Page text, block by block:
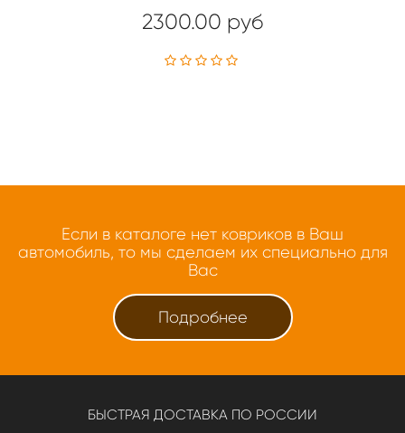
2300.00 руб
Если в каталоге нет ковриков в Ваш
автомобиль, то мы сделаем их специально для
Вас
Подробнее
БЫСТРАЯ ДОСТАВКА ПО РОССИИ